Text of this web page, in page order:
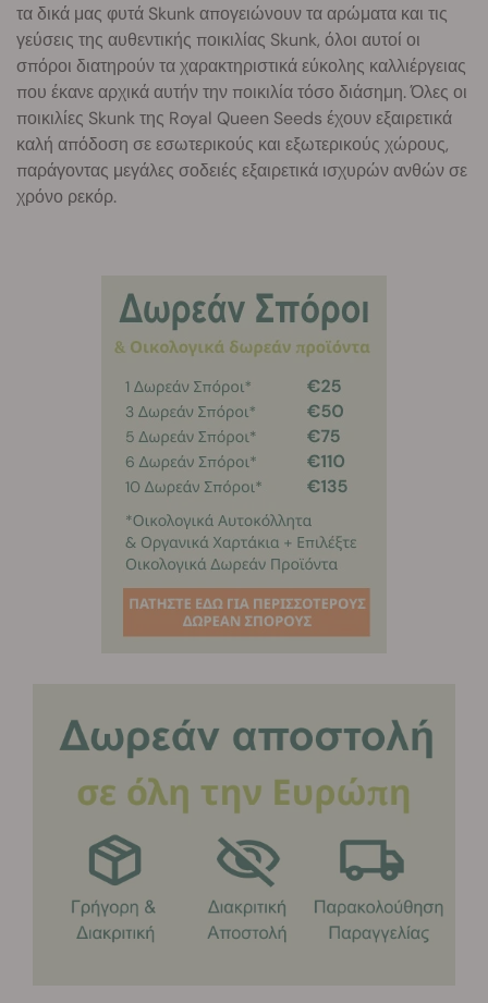
τα δικά μας φυτά Skunk απογειώνουν τα αρώματα και τις
γεύσεις της αυθεντικής ποικιλίας Skunk, όλοι αυτοί οι
σπόροι διατηρούν τα χαρακτηριστικά εύκολης καλλιέργειας
που έκανε αρχικά αυτήν την ποικιλία τόσο διάσημη. Όλες οι
ποικιλίες Skunk της Royal Queen Seeds έχουν εξαιρετικά
καλή απόδοση σε εσωτερικούς και εξωτερικούς χώρους,
παράγοντας μεγάλες σοδειές εξαιρετικά ισχυρών ανθών σε
χρόνο ρεκόρ.